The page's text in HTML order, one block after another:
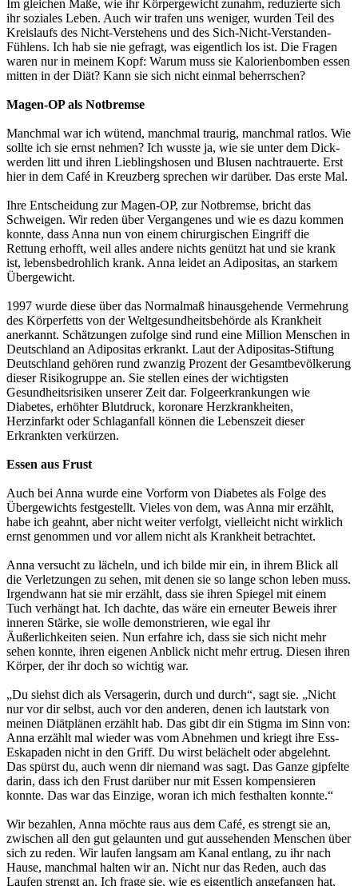
Im gleichen Maße, wie ihr Körpergewicht zunahm, reduzierte sich
ihr soziales Leben. Auch wir trafen uns weniger, wurden Teil des
Kreislaufs des Nicht-Verstehens und des Sich-Nicht-Verstanden-
Fühlens. Ich hab sie nie gefragt, was eigentlich los ist. Die Fragen
waren nur in meinem Kopf: Warum muss sie Kalorienbomben essen
mitten in der Diät? Kann sie sich nicht einmal beherrschen?
Magen-OP als Notbremse
Manchmal war ich wütend, manchmal traurig, manchmal ratlos. Wie
sollte ich sie ernst nehmen? Ich wusste ja, wie sie unter dem Dick-
werden litt und ihren Lieblingshosen und Blusen nachtrauerte. Erst
hier in dem Café in Kreuzberg sprechen wir darüber. Das erste Mal.
Ihre Entscheidung zur Magen-OP, zur Notbremse, bricht das
Schweigen. Wir reden über Vergangenes und wie es dazu kommen
konnte, dass Anna nun von einem chirurgischen Eingriff die
Rettung erhofft, weil alles andere nichts genützt hat und sie krank
ist, lebensbedrohlich krank. Anna leidet an Adipositas, an starkem
Übergewicht.
1997 wurde diese über das Normalmaß hinausgehende Vermehrung
des Körperfetts von der Weltgesundheitsbehörde als Krankheit
anerkannt. Schätzungen zufolge sind rund eine Million Menschen in
Deutschland an Adipositas erkrankt. Laut der Adipositas-Stiftung
Deutschland gehören rund zwanzig Prozent der Gesamtbevölkerung
dieser Risikogruppe an. Sie stellen eines der wichtigsten
Gesundheitsrisiken unserer Zeit dar. Folgeerkrankungen wie
Diabetes, erhöhter Blutdruck, koronare Herzkrankheiten,
Herzinfarkt oder Schlaganfall können die Lebenszeit dieser
Erkrankten verkürzen.
Essen aus Frust
Auch bei Anna wurde eine Vorform von Diabetes als Folge des
Übergewichts festgestellt. Vieles von dem, was Anna mir erzählt,
habe ich geahnt, aber nicht weiter verfolgt, vielleicht nicht wirklich
ernst genommen und vor allem nicht als Krankheit betrachtet.
Anna versucht zu lächeln, und ich bilde mir ein, in ihrem Blick all
die Verletzungen zu sehen, mit denen sie so lange schon leben muss.
Irgendwann hat sie mir erzählt, dass sie ihren Spiegel mit einem
Tuch verhängt hat. Ich dachte, das wäre ein erneuter Beweis ihrer
inneren Stärke, sie wolle demonstrieren, wie egal ihr
Äußerlichkeiten seien. Nun erfahre ich, dass sie sich nicht mehr
sehen konnte, ihren eigenen Anblick nicht mehr ertrug. Diesen ihren
Körper, der ihr doch so wichtig war.
„Du siehst dich als Versagerin, durch und durch“, sagt sie. „Nicht
nur vor dir selbst, auch vor den anderen, denen ich lautstark von
meinen Diätplänen erzählt hab. Das gibt dir ein Stigma im Sinn von:
Anna erzählt mal wieder was vom Abnehmen und kriegt ihre Ess-
Eskapaden nicht in den Griff. Du wirst belächelt oder abgelehnt.
Das spürst du, auch wenn dir niemand was sagt. Das Ganze gipfelte
darin, dass ich den Frust darüber nur mit Essen kompensieren
konnte. Das war das Einzige, woran ich mich festhalten konnte.“
Wir bezahlen, Anna möchte raus aus dem Café, es strengt sie an,
zwischen all den gut gelaunten und gut aussehenden Menschen über
sich zu reden. Wir laufen langsam am Kanal entlang, zu ihr nach
Hause, manchmal halten wir an. Nicht nur das Reden, auch das
Laufen strengt an. Ich frage sie, wie es eigentlich angefangen hat,